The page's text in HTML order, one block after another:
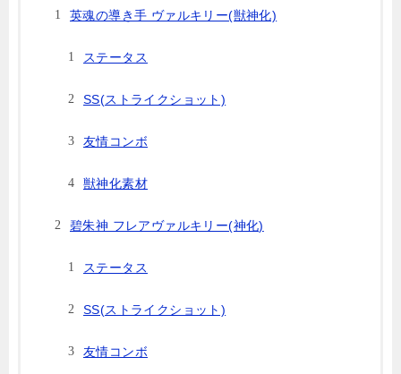
英魂の導き手 ヴァルキリー(獣神化)
ステータス
SS(ストライクショット)
友情コンボ
獣神化素材
碧朱神 フレアヴァルキリー(神化)
ステータス
SS(ストライクショット)
友情コンボ